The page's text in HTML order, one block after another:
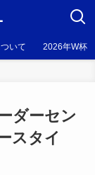
いて 2026年W杯
ダーセン
スタイ